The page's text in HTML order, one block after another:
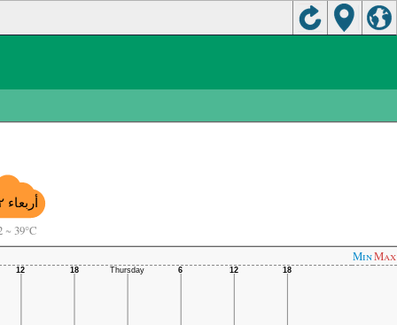
أربعاء ١٢
~ 39°C
MinMax